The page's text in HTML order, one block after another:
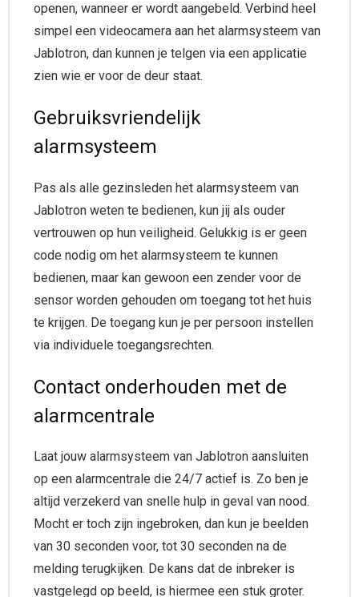
openen, wanneer er wordt aangebeld. Verbind heel
simpel een videocamera aan het alarmsysteem van
Jablotron, dan kunnen je telgen via een applicatie
zien wie er voor de deur staat.
Gebruiksvriendelijk
alarmsysteem
Pas als alle gezinsleden het alarmsysteem van
Jablotron weten te bedienen, kun jij als ouder
vertrouwen op hun veiligheid. Gelukkig is er geen
code nodig om het alarmsysteem te kunnen
bedienen, maar kan gewoon een zender voor de
sensor worden gehouden om toegang tot het huis
te krijgen. De toegang kun je per persoon instellen
via individuele toegangsrechten.
Contact onderhouden met de
alarmcentrale
Laat jouw alarmsysteem van Jablotron aansluiten
op een alarmcentrale die 24/7 actief is. Zo ben je
altijd verzekerd van snelle hulp in geval van nood.
Mocht er toch zijn ingebroken, dan kun je beelden
van 30 seconden voor, tot 30 seconden na de
melding terugkijken. De kans dat de inbreker is
vastgelegd op beeld, is hiermee een stuk groter.